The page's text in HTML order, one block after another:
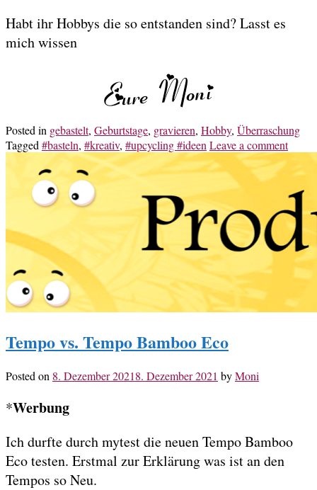
Habt ihr Hobbys die so entstanden sind? Lasst es
mich wissen
Posted in gebastelt, Geburtstage, gravieren, Hobby, Überraschung
Tagged #basteln, #kreativ, #upcycling #ideen Leave a comment
Tempo vs. Tempo Bamboo Eco
Posted on 8. Dezember 20218. Dezember 2021 byMoni
*Werbung
Ich durfte durch mytest die neuen Tempo Bamboo
Eco testen. Erstmal zur Erklärung was ist an den
Tempos so Neu.